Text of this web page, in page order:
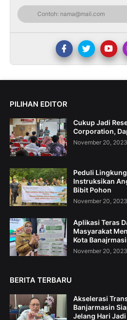
PILIHAN EDITOR
Cukup Jadi
Corporation,
November 20, 2023
Peduli
Instruksikan
Bibit Pohon
November 20, 2023
Aplikasi Teras
Masyarakat
Kota
November 20, 2023
BERITA TERBARU
Akselerasi
Banjarmasin
Jelang Hari